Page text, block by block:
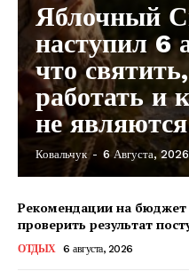
Яблочный
наступил 6
что
работать и
не
Ковальчук - 6 Августа, 2026
Рекомендации на бюджет
проверить результат
ОТДЫХ 6 августа, 2026